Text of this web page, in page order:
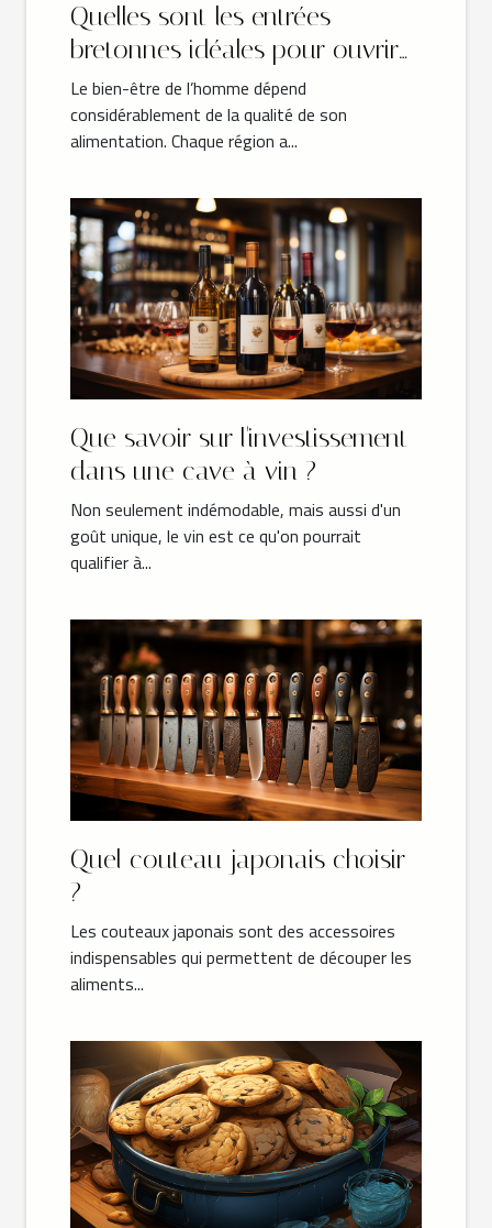
Quelles sont les entrées
bretonnes idéales pour ouvrir
les festivités ?
Le bien-être de l’homme dépend
considérablement de la qualité de son
alimentation. Chaque région a...
Que savoir sur l'investissement
dans une cave à vin ?
Non seulement indémodable, mais aussi d'un
goût unique, le vin est ce qu'on pourrait
qualifier à...
Quel couteau japonais choisir
?
Les couteaux japonais sont des accessoires
indispensables qui permettent de découper les
aliments...